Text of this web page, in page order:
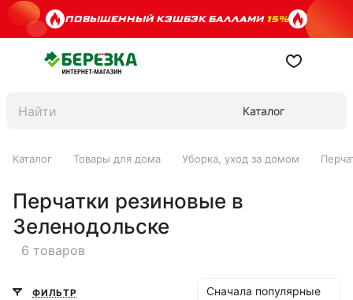
ПОВЫШЕННЫЙ КЭШБЭК БАЛЛАМИ15%
Каталог
Каталог Товары для дома Уборка, уход за домом
Перчатки резиновые в
Зеленодольске
6 товаров
ФИЛЬТР Сначала популярные